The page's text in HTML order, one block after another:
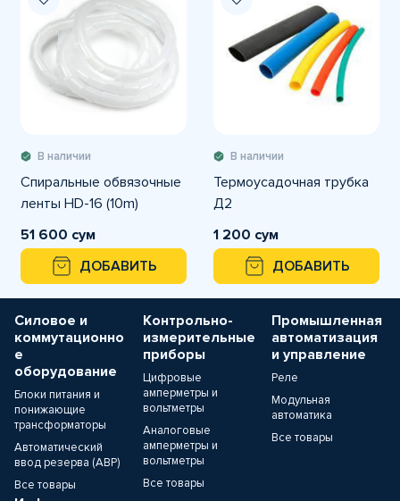
В наличии
Спиральные обвязочные
ленты HD-16 (10m)
51 600 сум
ДОБАВИТЬ
В наличии
Термоусадочная трубка
Д2
1 200 сум
ДОБАВИТЬ
Силовое и
коммутационно
е
оборудование
Блоки питания и
понижающие
трансформаторы
Автоматический
ввод резерва (АВР)
Все товары
Контрольно-
измерительные
приборы
Цифровые
амперметры и
вольтметры
Аналоговые
амперметры и
вольтметры
Все товары
Промышленная
автоматизация
и управление
Реле
Модульная
автоматика
Все товары